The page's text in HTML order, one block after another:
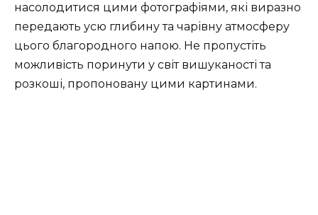
насолодитися цими фотографіями, які виразно
передають усю глибину та чарівну атмосферу
цього благородного напою. Не пропустіть
можливість поринути у світ вишуканості та
розкоші, пропоновану цими картинами.